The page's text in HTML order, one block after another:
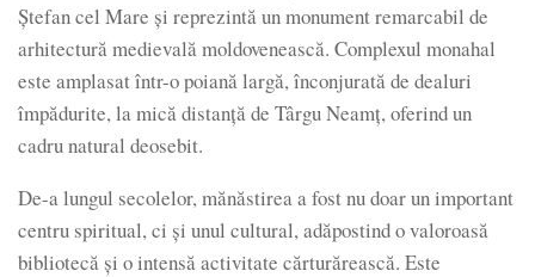
Ștefan cel Mare și reprezintă un monument remarcabil de
arhitectură medievală moldovenească. Complexul monahal
este amplasat într-o poiană largă, înconjurată de dealuri
împădurite, la mică distanță de Târgu Neamț, oferind un
cadru natural deosebit.
De-a lungul secolelor, mănăstirea a fost nu doar un important
centru spiritual, ci și unul cultural, adăpostind o valoroasă
bibliotecă și o intensă activitate cărturărească. Este